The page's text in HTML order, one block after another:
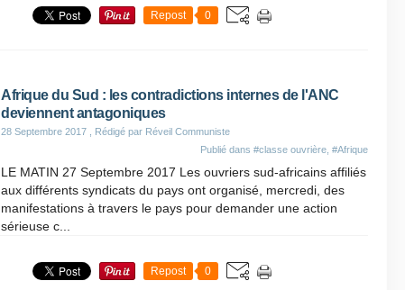
Repost 0
Afrique du Sud : les contradictions internes de l'ANC
deviennent antagoniques
28 Septembre 2017 , Rédigé par Réveil Communiste
Publié dans #classe ouvrière #Afrique
LE MATIN 27 Septembre 2017 Les ouvriers sud-africains affiliés
aux différents syndicats du pays ont organisé, mercredi, des
manifestations à travers le pays pour demander une action
sérieuse c...
Repost 0